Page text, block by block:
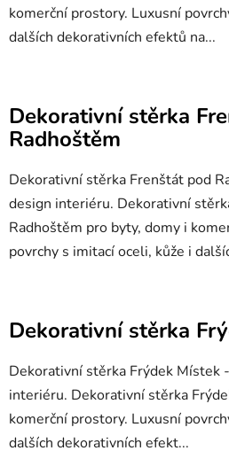
komerční prostory. Luxusní
dalších dekorativních efektů na...
Dekorativní stěrka
Radhoštěm
Dekorativní stěrka Frenštát pod
design interiéru. Dekorativní
Radhoštěm pro byty, domy i
povrchy s imitací oceli, kůže i
Dekorativní stěrka
Dekorativní stěrka Frýdek Místek
interiéru. Dekorativní stěrka
komerční prostory. Luxusní
dalších dekorativních efekt...